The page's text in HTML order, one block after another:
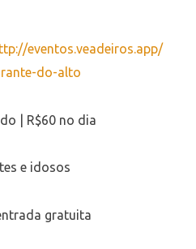
eventos.veadeiros.app/
do-alto
| R$60 no dia
e idosos
gratuita